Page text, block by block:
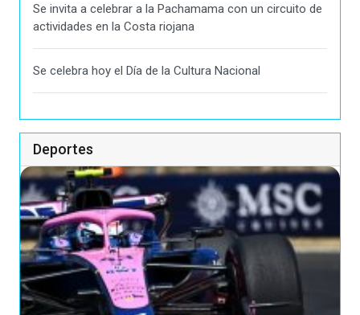
Se invita a celebrar a la Pachamama con un circuito de
actividades en la Costa riojana
Se celebra hoy el Día de la Cultura Nacional
Deportes